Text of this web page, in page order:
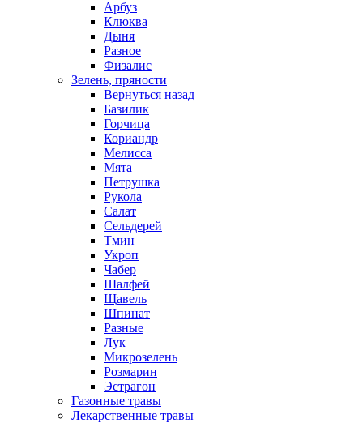
Арбуз
Клюква
Дыня
Разное
Физалис
Зелень, пряности
Вернуться назад
Базилик
Горчица
Кориандр
Мелисса
Мята
Петрушка
Рукола
Салат
Сельдерей
Тмин
Укроп
Чабер
Шалфей
Щавель
Шпинат
Разные
Лук
Микрозелень
Розмарин
Эстрагон
Газонные травы
Лекарственные травы